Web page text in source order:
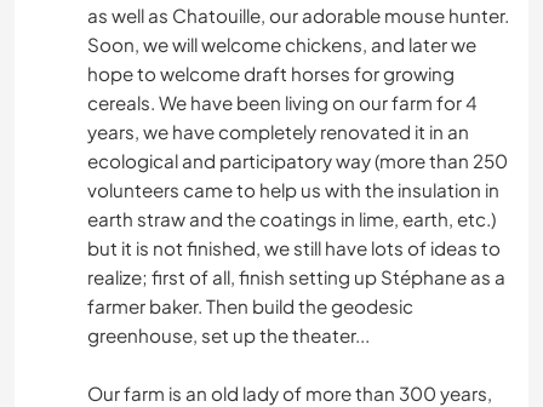
as well as Chatouille, our adorable mouse hunter.
Soon, we will welcome chickens, and later we
hope to welcome draft horses for growing
cereals. We have been living on our farm for 4
years, we have completely renovated it in an
ecological and participatory way (more than 250
volunteers came to help us with the insulation in
earth straw and the coatings in lime, earth, etc.)
but it is not finished, we still have lots of ideas to
realize; first of all, finish setting up Stéphane as a
farmer baker. Then build the geodesic
greenhouse, set up the theater...
Our farm is an old lady of more than 300 years,